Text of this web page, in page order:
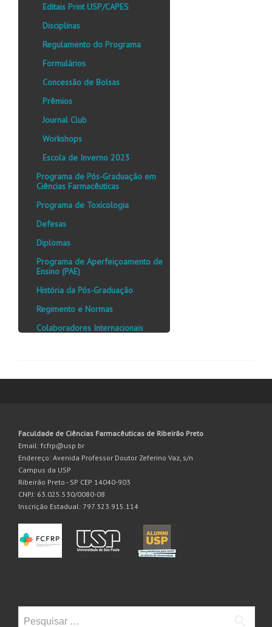
Editais Print USP/CAPES
Disciplinas
Regulamento do Programa
Formulários
Concessão de Bolsas
Prêmios
Journal Club
Workshops
Escola de Inverno 2023
Programa de Pós-Graduação em
Ciências Farmacêuticas
Programa de Toxicologia
Defesas
Diplomas
Programa de Aperfeiçoamento de
Ensino (PAE)
História da Pós-Graduação
Regimento e Normas
Colaboradores Internacionais
Faculdade de Ciências Farmacêuticas de Ribeirão Preto
Email: fcfrp@usp.br
Endereço: Avenida Professor Doutor Zeferino Vaz, s/n
Campus da USP
Ribeirão Preto - SP CEP 14040-903
CNPJ: 63.025.530/0080-08
Inscrição Estadual: 797.323.915.114
por: